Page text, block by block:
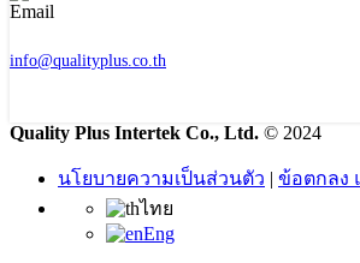
info@qualityplus.co.th
Quality Plus Intertek Co., Ltd. © 2024
นโยบายความเป็นส่วนตัว | ข้อตกลง
ไทย
Eng